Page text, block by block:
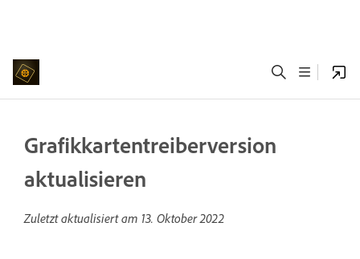
Grafikkartentreiberversion
aktualisieren
Zuletzt aktualisiert am 13. Oktober 2022